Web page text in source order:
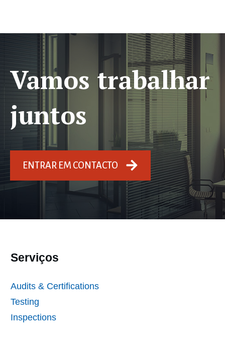
Vamos trabalhar
juntos
ENTRAR EM CONTACTO
Serviços
Audits & Certifications
Testing
Inspections